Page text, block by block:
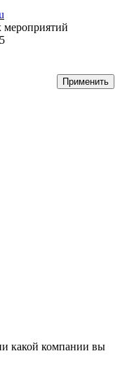
мероприятий
Применить
какой компании вы